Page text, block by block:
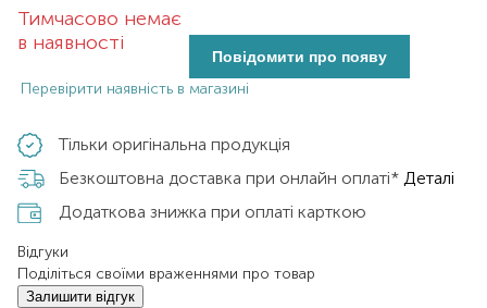
Тимчасово немає
в наявності
Повідомити про появу
Перевірити наявність в магазині
Тільки оригінальна продукція
Безкоштовна доставка при онлайн оплаті* Деталі
Додаткова знижка при оплаті карткою
Відгуки
Поділіться своїми враженнями про товар
Залишити відгук